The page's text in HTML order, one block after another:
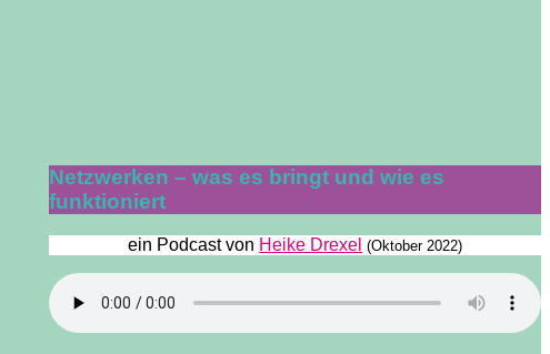
Netzwerken – was es bringt und wie es
funktioniert
ein Podcast von Heike Drexel (Oktober 2022)